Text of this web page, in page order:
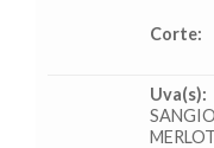
Corte:
Uva(s):
MERLOT